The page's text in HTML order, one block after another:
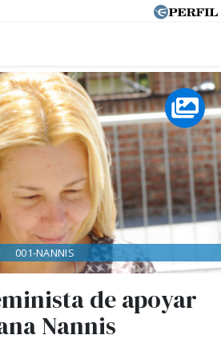
de apoyar
Nannis
001-NANNIS